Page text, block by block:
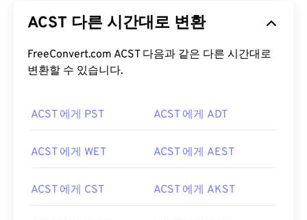
ACST 다른 시간대로 변환
FreeConvert.com ACST 다음과 같은 다른 시간대로
변환할 수 있습니다.
ACST 에게 PST ACST 에게 ADT
ACST 에게 WET ACST 에게 AEST
ACST 에게 CST ACST 에게 AKST